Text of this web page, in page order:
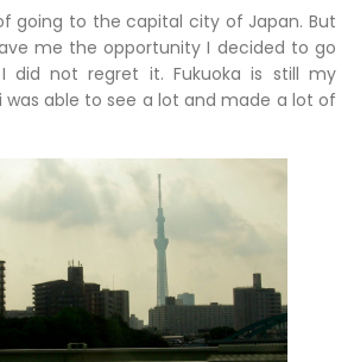
going to the capital city of Japan. But
me the opportunity I decided to go
not regret it. Fukuoka is still my
able to see a lot and made a lot of